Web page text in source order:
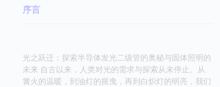
序言
光之跃迁：探索半导体发光二级管的奥秘与固体照明的
未来 自古以来，人类对光的需求与探索从未停止。从
篝火的温暖，到油灯的摇曳，再到白炽灯的明亮，我们